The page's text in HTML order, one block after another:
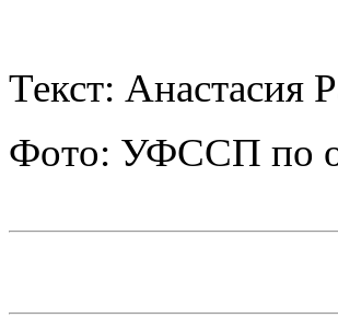
Текст: Анастасия
Фото: УФССП по